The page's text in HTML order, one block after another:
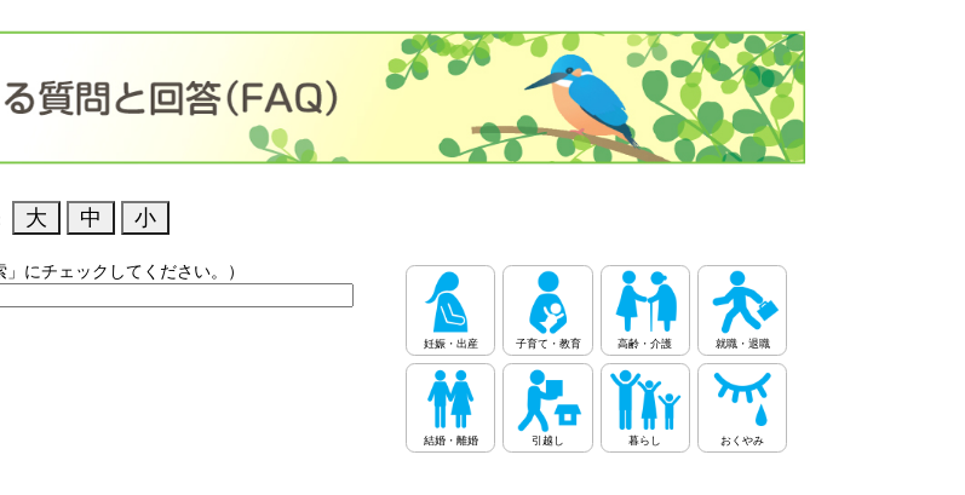
にチェックしてください。）
妊娠・出産 子育て・教育 高齢・介護 就職・退職
結婚・離婚 引越し 暮らし おくやみ